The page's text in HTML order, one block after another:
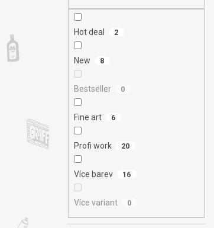
Hot deal 2
New 8
Bestseller 0
Fine art 6
Profi work 20
Více barev 16
Více variant 0